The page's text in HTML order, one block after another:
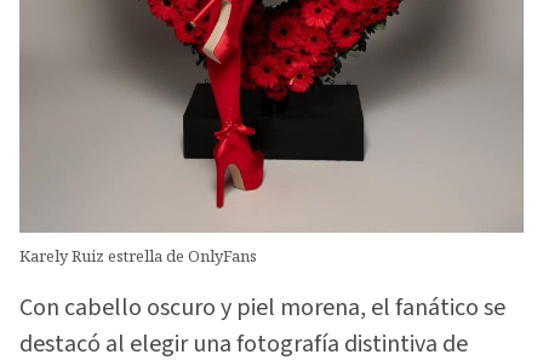
Karely Ruiz estrella de OnlyFans
Con cabello oscuro y piel morena, el fanático se
destacó al elegir una fotografía distintiva de